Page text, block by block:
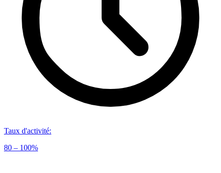
Taux d'activité:
80 – 100%